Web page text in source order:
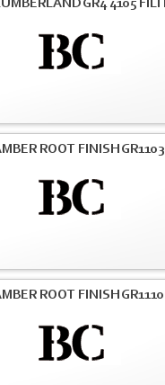
GR4 4105
ROOT FINISH GR1103
ROOT FINISH GR1110